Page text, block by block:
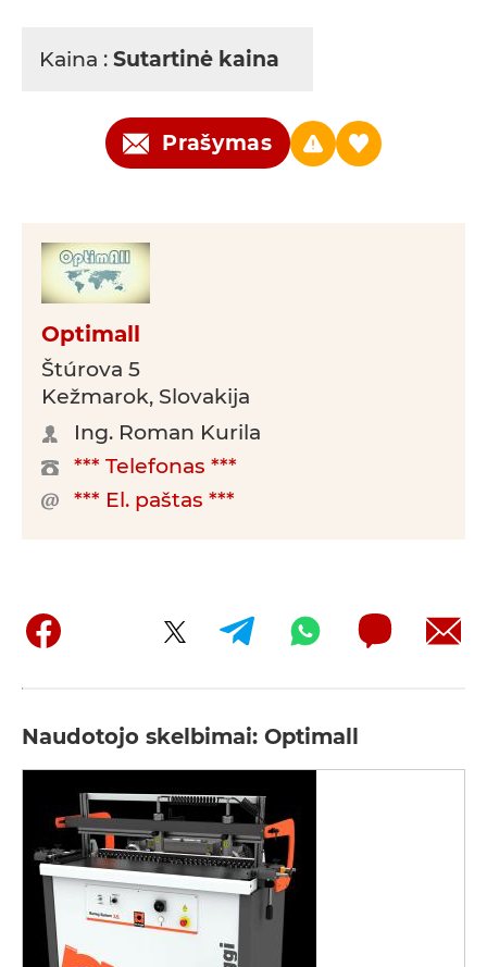
Kaina : Sutartinė kaina
Prašymas
Optimall
Štúrova 5
Kežmarok, Slovakija
Ing. Roman Kurila
*** Telefonas ***
*** El. paštas ***
Naudotojo skelbimai: Optimall